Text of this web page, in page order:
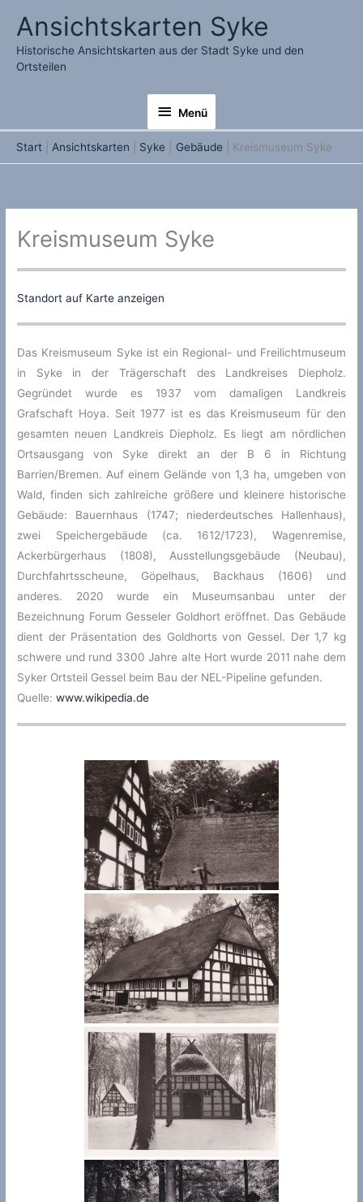
Inhalt
springen
Ansichtskarten Syke
Historische Ansichtskarten aus der Stadt Syke und den
Ortsteilen
Menü
Menü
Start Ansichtskarten Syke Gebäude Kreismuseum Syke
Kreismuseum Syke
Standort auf Karte anzeigen
Das Kreismuseum Syke ist ein Regional- und Freilichtmuseum
in Syke in der Trägerschaft des Landkreises Diepholz.
Gegründet wurde es 1937 vom damaligen Landkreis
Grafschaft Hoya. Seit 1977 ist es das Kreismuseum für den
gesamten neuen Landkreis Diepholz. Es liegt am nördlichen
Ortsausgang von Syke direkt an der B 6 in Richtung
Barrien/Bremen. Auf einem Gelände von 1,3 ha, umgeben von
Wald, finden sich zahlreiche größere und kleinere historische
Gebäude: Bauernhaus (1747; niederdeutsches Hallenhaus),
zwei Speichergebäude (ca. 1612/1723), Wagenremise,
Ackerbürgerhaus (1808), Ausstellungsgebäude (Neubau),
Durchfahrtsscheune, Göpelhaus, Backhaus (1606) und
anderes. 2020 wurde ein Museumsanbau unter der
Bezeichnung Forum Gesseler Goldhort eröffnet. Das Gebäude
dient der Präsentation des Goldhorts von Gessel. Der 1,7 kg
schwere und rund 3300 Jahre alte Hort wurde 2011 nahe dem
Syker Ortsteil Gessel beim Bau der NEL-Pipeline gefunden.
Quelle:www.wikipedia.de